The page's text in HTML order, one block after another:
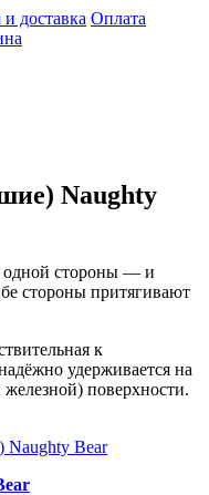
доставка Оплата
Naughty
одной стороны — и
стороны притягивают
к
удерживается на
поверхности.